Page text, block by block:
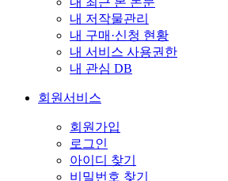
내 저작물관리
내 구매·신청 현황
내 서비스 사용권한
내 관심 DB
회원서비스
회원가입
로그인
아이디 찾기
비밀번호 찾기